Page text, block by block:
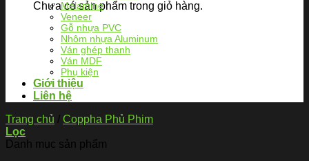
Chưa có sản phẩm trong giỏ hàng.
Melamine
Veneer
Gỗ nhựa PVC
Nhôm nhựa Aluminum
Ván ghép thanh
Ván MDF
Phụ kiện
Giới thiệu
Liên hệ
Trang chủ / Coppha Phủ Phim
Lọc
Danh mục sản phẩm